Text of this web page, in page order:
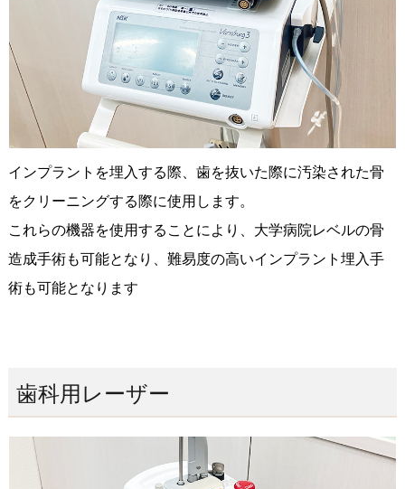
インプラントを埋入する際、歯を抜いた際に汚染された骨
をクリーニングする際に使用します。
これらの機器を使用することにより、大学病院レベルの骨
造成手術も可能となり、難易度の高いインプラント埋入手
術も可能となります
歯科用レーザー